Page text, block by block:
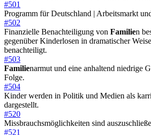
#501
Programm für Deutschland | Arbeitsmarkt
#502
Finanzielle Benachteiligung von Familien
gegenüber Kinderlosen in dramatischer
benachteiligt.
#503
Familienarmut und eine anhaltend niedrige
Folge.
#504
Kinder werden in Politik und Medien als
dargestellt.
#520
Missbrauchsmöglichkeiten sind
#521